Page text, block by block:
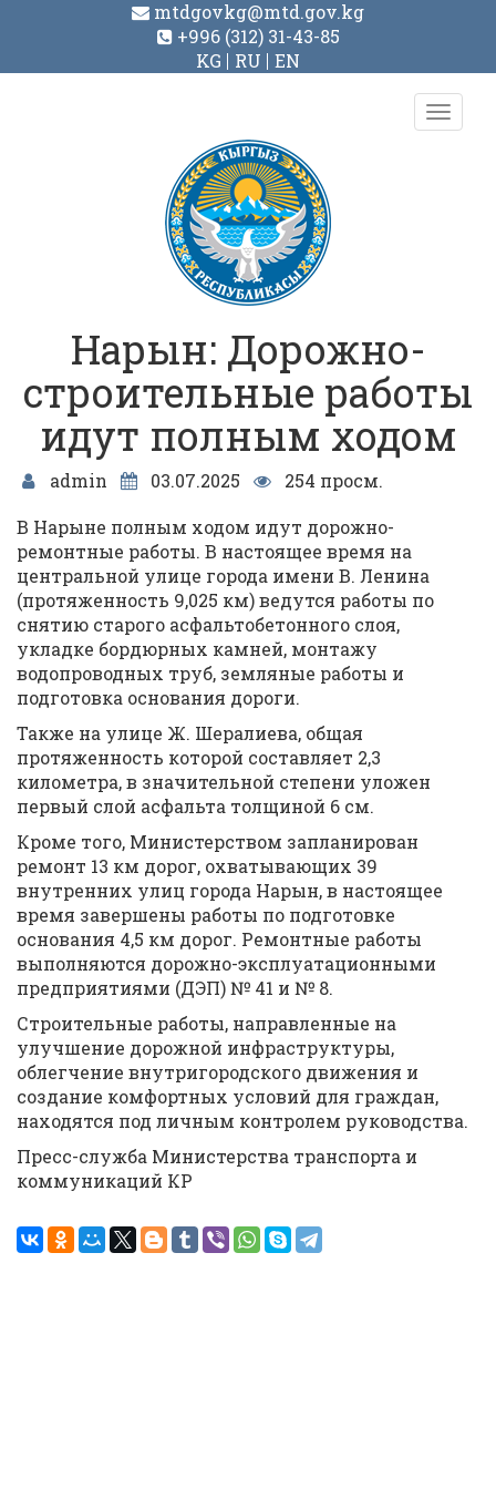
mtdgovkg@mtd.gov.kg
+996 (312) 31-43-85
KG
RU EN
Toggle
Нарын: Дорожно-
строительные работы
идут полным ходом
admin 03.07.2025
254 просм.
В Нарыне полным ходом идут дорожно-
ремонтные работы. В настоящее время на
центральной улице города имени В. Ленина
(протяженность 9,025 км) ведутся работы по
снятию старого асфальтобетонного слоя,
укладке бордюрных камней, монтажу
водопроводных труб, земляные работы и
подготовка основания дороги.
Также на улице Ж. Шералиева, общая
протяженность которой составляет 2,3
километра, в значительной степени уложен
первый слой асфальта толщиной 6 см.
Кроме того, Министерством запланирован
ремонт 13 км дорог, охватывающих 39
внутренних улиц города Нарын, в настоящее
время завершены работы по подготовке
основания 4,5 км дорог. Ремонтные работы
выполняются дорожно-эксплуатационными
предприятиями (ДЭП) № 41 и № 8.
Строительные работы, направленные на
улучшение дорожной инфраструктуры,
облегчение внутригородского движения и
создание комфортных условий для граждан,
находятся под личным контролем руководства.
Пресс-служба Министерства транспорта и
коммуникаций КР